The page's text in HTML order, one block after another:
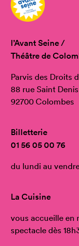
l’Avant Seine /
Théâtre de
Parvis des Droits
88 rue Saint Denis
92700 Colombes
Billetterie
01 56 05 00 76
du lundi au
La Cuisine
vous accueille en
spectacle dès